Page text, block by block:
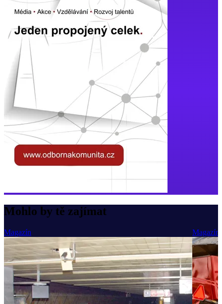
Mohlo by tě zajímat
Magazín Magazín